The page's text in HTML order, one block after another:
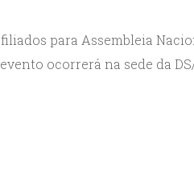
para Assembleia
ocorrerá na sede da